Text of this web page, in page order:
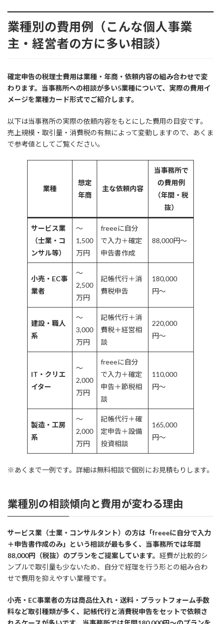
業種別の費用例（こんな個人事業
主・経営者の方に多い相談）
確定申告の税理士費用は業種・年商・依頼内容の組み合わせで変
わります。当事務所への相談が多い5業種について、実際の費用イ
メージを業種カード形式でご紹介します。
以下は当事務所の実際の依頼内容をもとにした費用の目安です。
売上規模・取引量・消費税の有無によって変動しますので、あくま
で参考値としてご覧ください。
業種
想定
年商
主な依頼内容
当事務所で
の費用例
（年間・税
抜）
サービス業
（士業・コ
ンサル等）
〜
1,500
万円
freeeに自分
で入力＋確定
申告書作成
88,000円〜
小売・EC事
業者
〜
2,500
万円
記帳代行＋消
費税申告
180,000
円〜
建設・職人
系
〜
3,000
万円
記帳代行＋消
費税＋経営相
談
220,000
円〜
IT・クリエ
イター
〜
2,000
万円
freeeに自分
で入力＋確定
申告＋節税相
談
110,000
円〜
製造・工房
系
〜
2,000
万円
記帳代行＋確
定申告＋設備
投資相談
165,000
円〜
※あくまで一例です。詳細は無料相談で個別にお見積もりします。
業種別の相談傾向と費用が変わる理由
サービス業（士業・コンサルタント）の方は「freeeに自分で入力
＋申告書作成のみ」という相談が最も多く、当事務所では年間
88,000円（税抜）のプランをご提案しています。 経費が比較的シ
ンプルで取引量も少ないため、自分で経理を行う形との組み合わ
せで費用を抑えやすい業種です。
小売・EC事業者の方は商品仕入れ・送料・プラットフォーム手数
料など取引種類が多く、記帳代行と消費税申告をセットで依頼さ